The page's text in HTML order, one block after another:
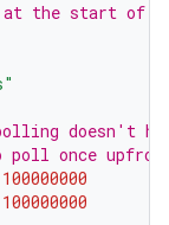
at the start of
doesn't
once
100000000
100000000